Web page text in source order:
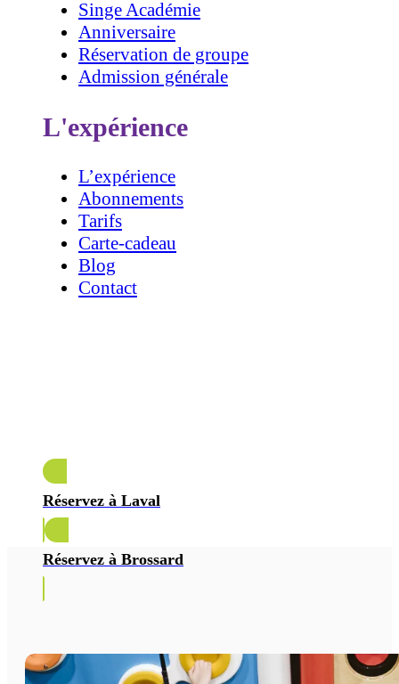
Singe Académie
Anniversaire
Réservation de groupe
Admission générale
L'expérience
L’expérience
Abonnements
Tarifs
Carte-cadeau
Blog
Contact
Réservez à Laval
Réservez à Brossard